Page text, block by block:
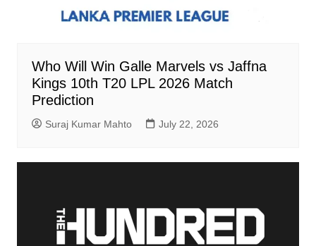
Who Will Win Galle Marvels vs Jaffna
Kings 10th T20 LPL 2026 Match
Prediction
Suraj Kumar Mahto July 22, 2026